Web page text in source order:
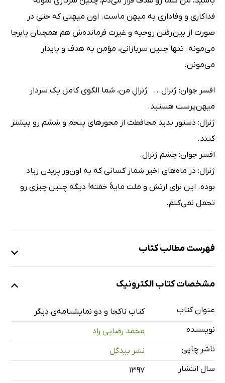
فداکاری و وفاداری به میهن ماست. اون میهنی که حتی در
صورت از بین رفتن روحیه و غیرت فرمانده‌ش هم همچنان پابرجا
می‌مونه. تنها چنین سربازانی، مؤمن به هدف و پایدار
می‌مونن.
افسر جوان: ژنرال... ژنرالِ من، شما الگوی کامل یک سردار
میهن‌پرست هستید.
ژنرال: دستور بدید محافظت از محورهای پنجم و ششم رو بیشتر
کنند.
افسر جوان: چشم ژنرال.
ژنرال: در ماه‌های اخیر شمار کسانی که به اون‌ور پریدن زیاد
بوده. این برای ارتش و ملت مایۀ خفته! دیگه چنین چیزی رو
تحمل نمی‌کنم.
فهرست مطالب کتاب
عروسی شغال (نمایش در یک صحنه)
بر فراز برجک‌ها
مشخصات کتاب الکترونیک
عنوان کتاب
کتاب ناکجا و دو نمایشنامه‌ی دیگر
نویسنده
محمد رضایی راد
ناشر چاپی
نشر بیدگل
سال انتشار
۱۳۹۷